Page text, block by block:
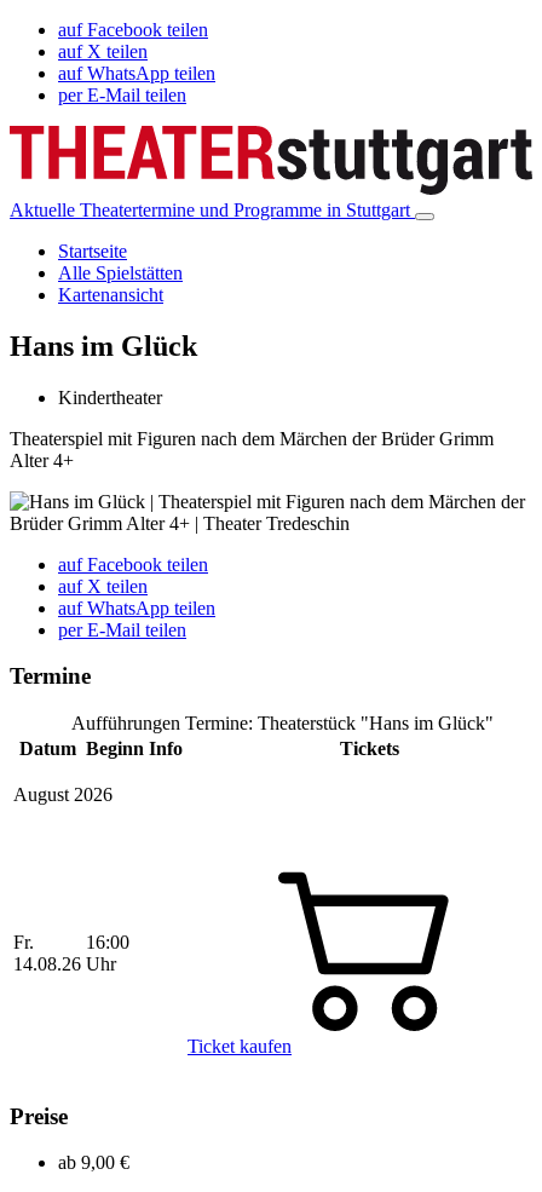
auf Facebook teilen
auf X teilen
auf WhatsApp teilen
per E-Mail teilen
Aktuelle Theatertermine und Programme in Stuttgart
Startseite
Alle Spielstätten
Kartenansicht
Hans im Glück
Kindertheater
Theaterspiel mit Figuren nach dem Märchen der Brüder Grimm
Alter 4+
auf Facebook teilen
auf X teilen
auf WhatsApp teilen
per E-Mail teilen
Termine
Aufführungen Termine: Theaterstück "Hans im Glück"
Datum Beginn Info Tickets
August 2026
Fr.
14.08.26
16:00
Uhr
Ticket kaufen
Preise
ab 9,00 €